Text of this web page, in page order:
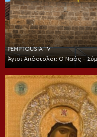
PEMPTOUSIA TV
Άγιοι Απόστολοι: Ο Ναός –